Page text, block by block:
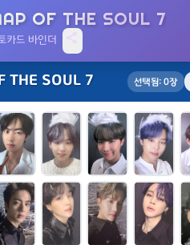
OF THE SOUL 7
카드 바인더 share
THE SOUL 7 선택됨: 0장